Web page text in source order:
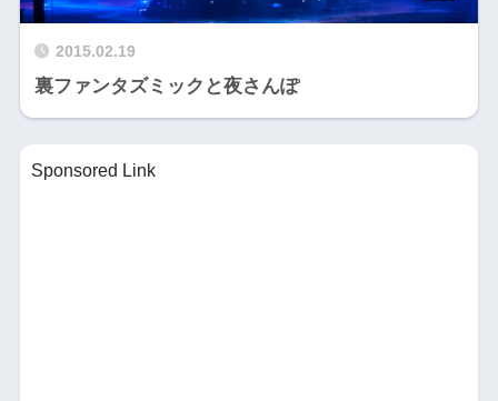
2015.02.19
裏ファンタズミックと夜さんぽ
Sponsored Link